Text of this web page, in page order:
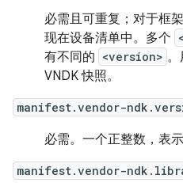
必需且可重复；对于框
现在设备清单中。多个
有不同的 <version>
VNDK 快照。
manifest.vendor-
必需。一个正整数，表
manifest.vendor-